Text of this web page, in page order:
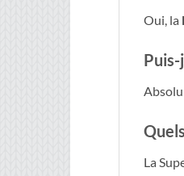
Oui, la
La